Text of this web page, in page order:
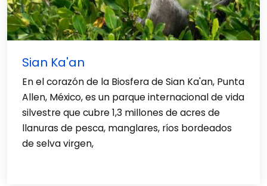
Sian Ka'an
En el corazón de la Biosfera de Sian Ka'an, Punta
Allen, México, es un parque internacional de vida
silvestre que cubre 1,3 millones de acres de
llanuras de pesca, manglares, ríos bordeados
de selva virgen,